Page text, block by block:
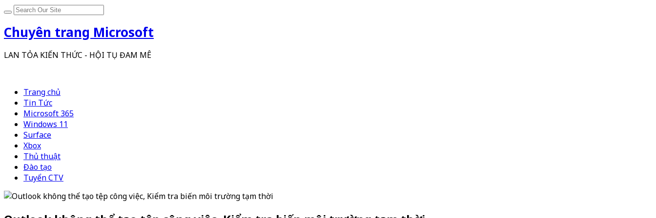
Chuyên trang Microsoft
LAN TỎA KIẾN THỨC - HỘI TỤ ĐAM MÊ
Trang chủ
Tin Tức
Microsoft 365
Windows 11
Surface
Xbox
Thủ thuật
Đào tạo
Tuyển CTV